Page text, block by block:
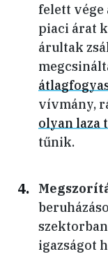
felett vége
piaci árat
árultak
vívmány,
olyan laza
tűnik.
igazságot